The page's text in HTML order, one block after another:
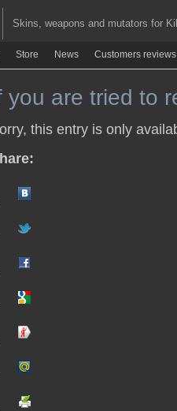
Skins, weapons and mutators for
Store News Customers reviews
you are tried to
this entry is only